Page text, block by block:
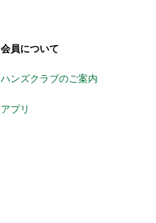
会員について
ハンズクラブのご案内
アプリ